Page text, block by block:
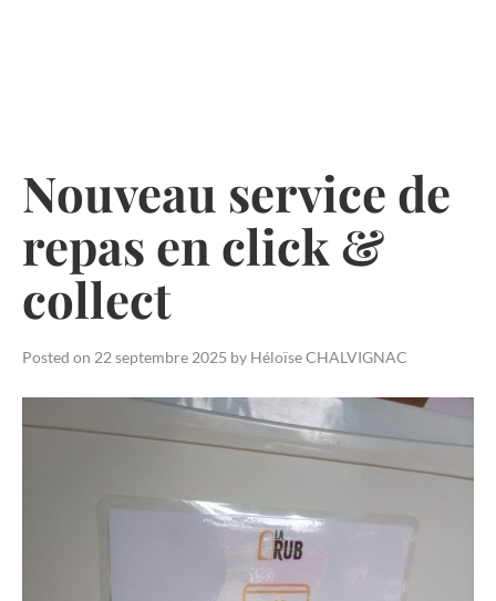
Nouveau service de
repas en click &
collect
Posted on 22 septembre 2025 by Héloïse CHALVIGNAC